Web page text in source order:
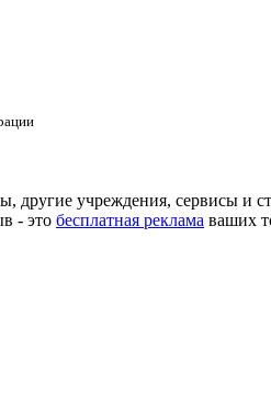
учреждения, сервисы и
- это бесплатная реклама ваших